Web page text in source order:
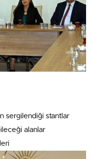
sergilendiği stantlar
alanlar